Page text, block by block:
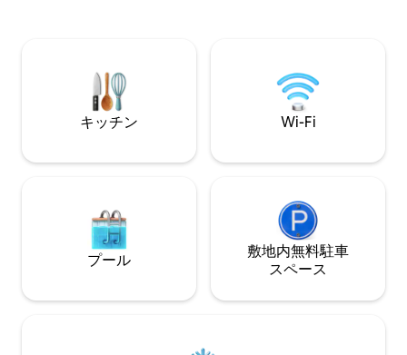
クスプレス・バイク道 自然のプール、ハ
イキング、フライフィッシング
のために。 一緒
キッチン Wi-Fi
プール
敷地内無料駐⁠車
ス⁠ペ⁠ー⁠ス